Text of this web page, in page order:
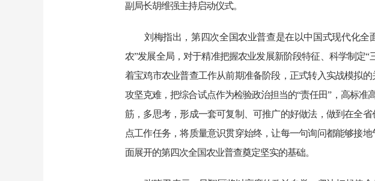
副局长胡维强主持启动仪式。
刘梅指出，第四次全国农业普查是在以中国式现代化
农”发展全局，对于精准把握农业发展新阶段特征、科学制定
着宝鸡市农业普查工作从前期准备阶段，正式转入实战模拟
攻坚克难，把综合试点作为检验政治担当的“责任田”，高标
筋，多思考，形成一套可复制、可推广的好做法，做到在全
点工作任务，将质量意识贯穿始终，让每一句询问都能够接
面展开的第四次全国农业普查奠定坚实的基础。